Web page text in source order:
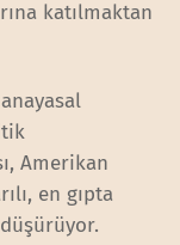
katılmaktan
Amerikan
en gıpta